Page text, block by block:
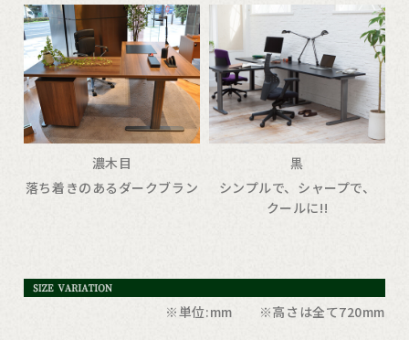
濃木目
落ち着きのあるダークブラン
黒
シンプルで、シャープで、
クールに!!
※単位:mm ※高さは全て720mm